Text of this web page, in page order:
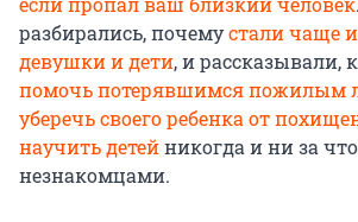
разбирались, почемустали чаще
девушки и дети, и рассказывали,
помочь потерявшимся пожилым
уберечь своего ребенка от
научить детейникогда и ни за
незнакомцами.